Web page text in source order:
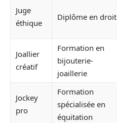
Juge
éthique
Diplôme en droit
Joallier
créatif
Formation en
bijouterie-
joaillerie
Jockey
pro
Formation
spécialisée en
équitation